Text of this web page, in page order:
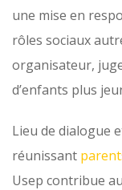
une mise en
rôles sociaux
organisateur,
d’enfants plus
Lieu de dialogue
réunissant
Usep contribue